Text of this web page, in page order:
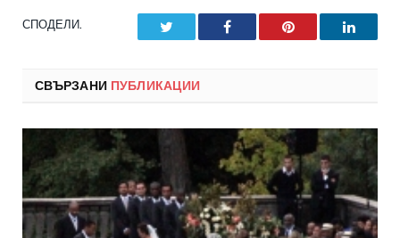
СПОДЕЛИ. Facebook Pinterest
СВЪРЗАНИ ПУБЛИКАЦИИ